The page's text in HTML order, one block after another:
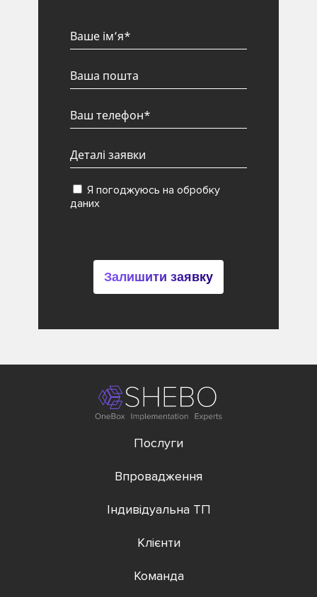
Я погоджуюсь на обробку
даних
Залишити заявку
Послуги
Впровадження
Індивідуальна ТП
Клієнти
Команда